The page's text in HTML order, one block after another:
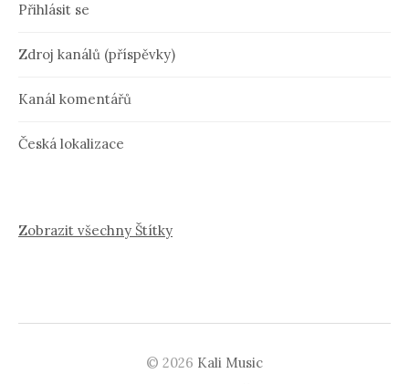
Přihlásit se
Zdroj kanálů (příspěvky)
Kanál komentářů
Česká lokalizace
Zobrazit všechny Štítky
© 2026 Kali Music